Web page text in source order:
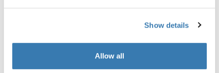
Show details
Allow all
所有功能